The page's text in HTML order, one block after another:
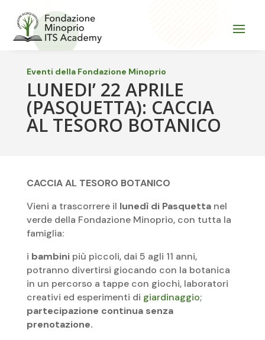
Eventi della Fondazione Minoprio
LUNEDI’ 22 APRILE
(PASQUETTA): CACCIA
AL TESORO BOTANICO
CACCIA AL TESORO BOTANICO
Vieni a trascorrere il lunedì di Pasquettanel
verde della Fondazione Minoprio, con tutta la
famiglia:
i bambinipiù piccoli, dai 5 agli 11 anni,
potranno divertirsi giocando con la botanica
in un percorso a tappe con giochi, laboratori
creativi ed esperimenti di giardinaggio;
partecipazione continua senza
prenotazione.